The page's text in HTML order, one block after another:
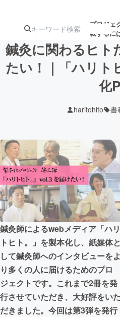
プロジェ
載するに
注目の新着プ
テクノロジー・ガジェ
映像・映画
ビジネス・起業
まちづくり・地域活性
CAMPFIRE for Social Good
CAMPFIREふるさと納税
鍼灸に関わるヒト
たい！｜「ハリト
化
haritohito 書
鍼灸師によるwebメディア「ハリ
トヒト。」を製本化し、紙媒体と
して鍼灸師へのインタビューをよ
り多くの人に届けるためのプロ
ジェクトです。これまで2冊を発
行させていただき、大好評をいた
だきました。今回は第3弾を発行